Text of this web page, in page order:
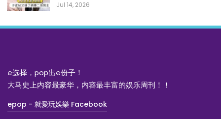
Jul 14, 2026
e选择，pop出e份子！
大马史上内容最豪华，内容最丰富的娱乐周刊！！
epop - 就愛玩娛樂 Facebook